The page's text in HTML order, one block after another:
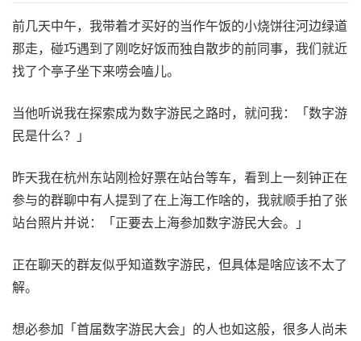
前几天中午，我带着才买好的当作午饭的小烧饼往河边绿道
那走，碰巧遇到了刚吃好饭而独自散步的前同事，我们就近
找了个亭子坐下来唠会嗑儿。
当他听说我在探索成为数字游民之路时，就问我：「数字游
民是什么？」
昨天我在杭州东站刚检好票在站台等车，看到上一刻钟正在
参与的群聊中有人提到了在上海工作啥的，我就顺手拍了张
站台照片并说：「正要去上海参加数字游民大会。」
正在聊天的群友似乎知道数字游民，但具体是啥应该不太了
解。
想必参加「首届数字游民大会」的人也如这般，很多人尚未